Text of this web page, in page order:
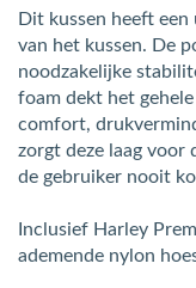
Dit kussen heeft
van het kussen. De
noodzakelijke
foam dekt het
comfort,
zorgt deze laag voor
de gebruiker nooit
Inclusief Harley
ademende nylon